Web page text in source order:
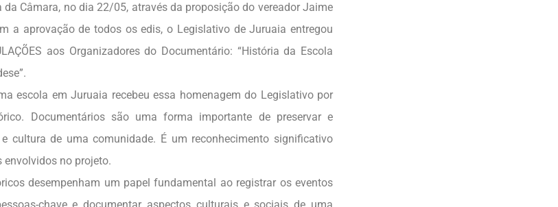
da Câmara, no dia 22/05, através da proposição do vereador Jaime
a aprovação de todos os edis, o Legislativo de Juruaia entregou
aos Organizadores do Documentário: “História da Escola
escola em Juruaia recebeu essa homenagem do Legislativo por
Documentários são uma forma importante de preservar e
cultura de uma comunidade. É um reconhecimento significativo
envolvidos no projeto.
desempenham um papel fundamental ao registrar os eventos